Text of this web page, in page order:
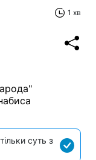
1 хв
суть з